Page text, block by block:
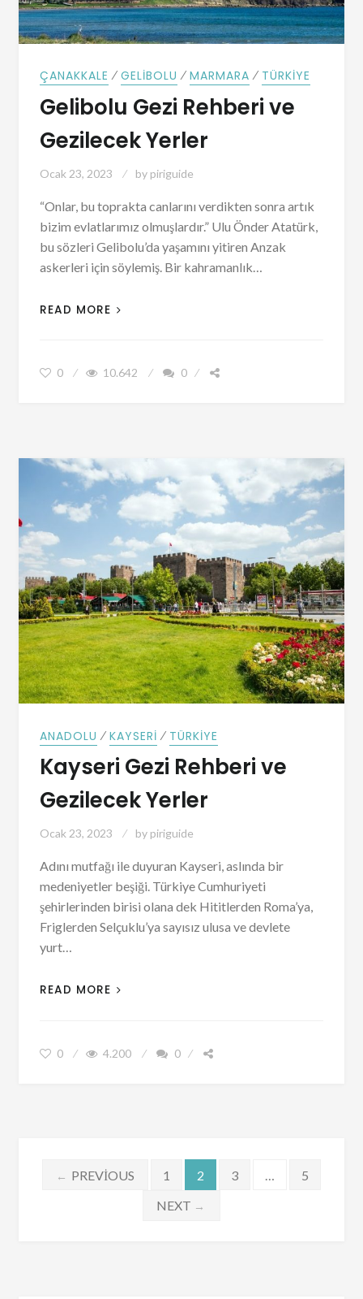
ÇANAKKALE ⁄ GELIBOLU ⁄ MARMARA ⁄ TÜRKIYE
Gelibolu Gezi Rehberi ve
Gezilecek Yerler
Ocak 23, 2023 by piriguide
“Onlar, bu toprakta canlarını verdikten sonra artık
bizim evlatlarımız olmuşlardır.” Ulu Önder Atatürk,
bu sözleri Gelibolu’da yaşamını yitiren Anzak
askerleri için söylemiş. Bir kahramanlık…
READ MORE
0 10.642 0
ANADOLU ⁄ KAYSERI ⁄ TÜRKIYE
Kayseri Gezi Rehberi ve
Gezilecek Yerler
Ocak 23, 2023 by piriguide
Adını mutfağı ile duyuran Kayseri, aslında bir
medeniyetler beşiği. Türkiye Cumhuriyeti
şehirlerinden birisi olana dek Hititlerden Roma’ya,
Friglerden Selçuklu’ya sayısız ulusa ve devlete
yurt…
READ MORE
0 4.200 0
Yazı
sayfalaması
← PREVIOUS 1 2 3
5
NEXT →